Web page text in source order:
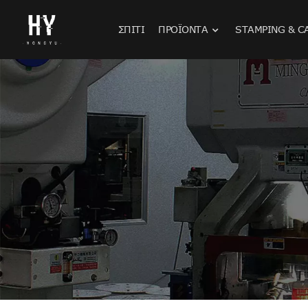
ΣΠΊΤΙ ΠΡΟΪΌΝΤΑ STAMPING &